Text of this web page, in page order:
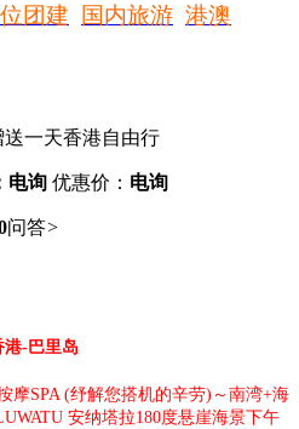
团建 国内旅游 港澳
送一天香港自由行
电询 优惠价： 电询
问答>
港-巴里岛
摩SPA (纾解您搭机的辛劳)～南湾+海
安纳塔拉180度悬崖海景下午